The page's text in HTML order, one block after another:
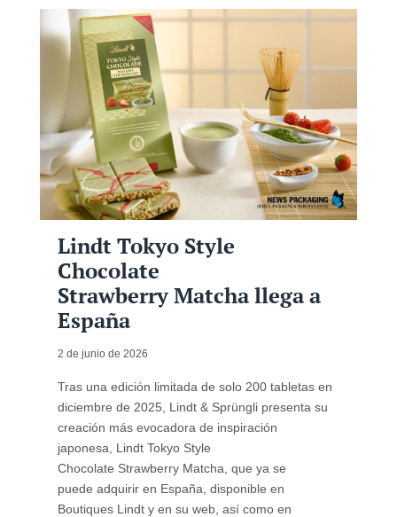
Lindt Tokyo Style
Chocolate
Strawberry Matcha llega a
España
2 de junio de 2026
Tras una edición limitada de solo 200 tabletas en
diciembre de 2025, Lindt & Sprüngli presenta su
creación más evocadora de inspiración
japonesa, Lindt Tokyo Style
Chocolate Strawberry Matcha, que ya se
puede adquirir en España, disponible en
Boutiques Lindt y en su web, así como en